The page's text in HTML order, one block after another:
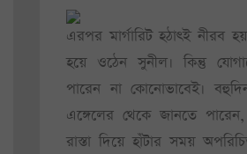
এরপর মার্গারিট হঠাৎই নীরব হয়
হয়ে ওঠেন সুনীল। কিন্তু
পারেন না কোনোভাবেই।
এঙ্গেলের থেকে জানতে
রাস্তা দিয়ে হাঁটার সময়